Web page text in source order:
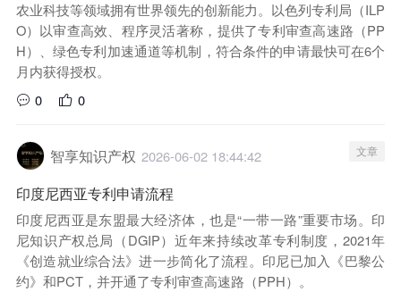
农业科技等领域拥有世界领先的创新能力。以色列专利局（ILP
O）以审查高效、程序灵活著称，提供了专利审查高速路（PP
H）、绿色专利加速通道等机制，符合条件的申请最快可在6个
月内获得授权。
0
0
智享知识产权 2026-06-02 18:44:42 文章
印度尼西亚专利申请流程
印度尼西亚是东盟最大经济体，也是“一带一路”重要市场。印
尼知识产权总局（DGIP）近年来持续改革专利制度，2021年
《创造就业综合法》进一步简化了流程。印尼已加入《巴黎公
约》和PCT，并开通了专利审查高速路（PPH）。